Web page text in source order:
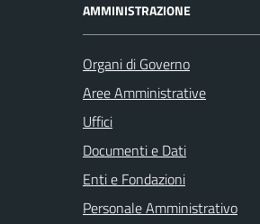
AMMINISTRAZIONE
Organi di Governo
Aree Amministrative
Uffici
Documenti e Dati
Enti e Fondazioni
Personale Amministrativo